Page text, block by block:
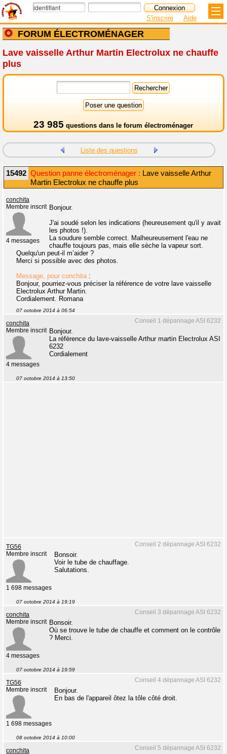
FORUM ÉLECTROMÉNAGER
S'inscrire Aide
Lave vaisselle Arthur Martin Electrolux ne chauffe
plus
23 985 questions dans le forum électroménager
Liste des questions
15492 Question panne électroménager : Lave vaisselle Arthur
Martin Electrolux ne chauffe plus
conchita
Membre inscrit
4 messages
Bonjour.
J'ai soudé selon les indications (heureusement qu'il y avait
les photos !).
La soudure semble correct. Malheureusement l'eau ne
chauffe toujours pas, mais elle sèche la vapeur sort.
Quelqu'un peut-il m’aider ?
Merci si possible avec des photos.
Message, pour conchita:
Bonjour, pourriez-vous préciser la référence de votre lave vaisselle
Electrolux Arthur Martin.
Cordialement. Romana
07 octobre 2014 à 06:54
Conseil 1 dépannage ASI 6232
conchita
Membre inscrit
4 messages
Bonjour.
La référence du lave-vaisselle Arthur martin Electrolux ASI
6232
Cordialement
07 octobre 2014 à 13:50
Conseil 2 dépannage ASI 6232
TG56
Membre inscrit
1 698 messages
Bonsoir.
Voir le tube de chauffage.
Salutations.
07 octobre 2014 à 19:19
Conseil 3 dépannage ASI 6232
conchita
Membre inscrit
4 messages
Bonsoir.
Où se trouve le tube de chauffe et comment on le contrôle
? Merci.
07 octobre 2014 à 19:59
Conseil 4 dépannage ASI 6232
TG56
Membre inscrit
1 698 messages
Bonjour.
En bas de l'appareil ôtez la tôle côté droit.
08 octobre 2014 à 10:00
Conseil 5 dépannage ASI 6232
conchita